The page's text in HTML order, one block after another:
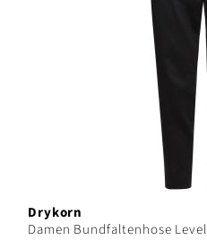
Drykorn
Damen Bundfaltenhose Level